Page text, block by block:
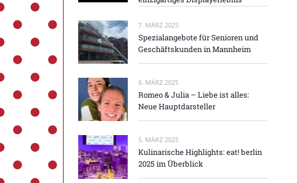
7. MÄRZ 2025
Spezialangebote für Senioren und
Geschäftskunden in Mannheim
6. MÄRZ 2025
Romeo & Julia – Liebe ist alles:
Neue Hauptdarsteller
5. MÄRZ 2025
Kulinarische Highlights: eat! berlin
2025 im Überblick